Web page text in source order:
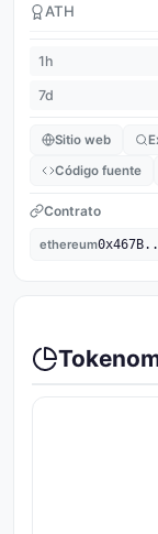
ATH
1h
7d
Sitio web
Código fuente
Contrato
ethereum